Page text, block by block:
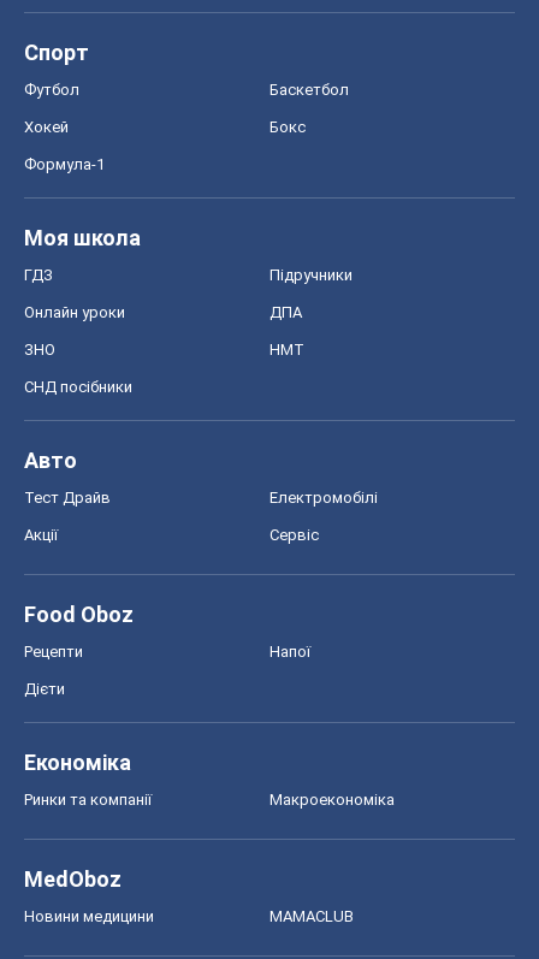
Спорт
Футбол Баскетбол
Хокей Бокс
Формула-1
Моя школа
ГДЗ Підручники
Онлайн уроки ДПА
ЗНО НМТ
СНД посібники
Авто
Тест Драйв Електромобілі
Акції Сервіс
Food Oboz
Рецепти Напої
Дієти
Економіка
Ринки та компанії Макроекономіка
MedOboz
Новини медицини MAMACLUB